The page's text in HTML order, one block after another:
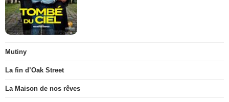
Mutiny
La fin d’Oak Street
La Maison de nos rêves